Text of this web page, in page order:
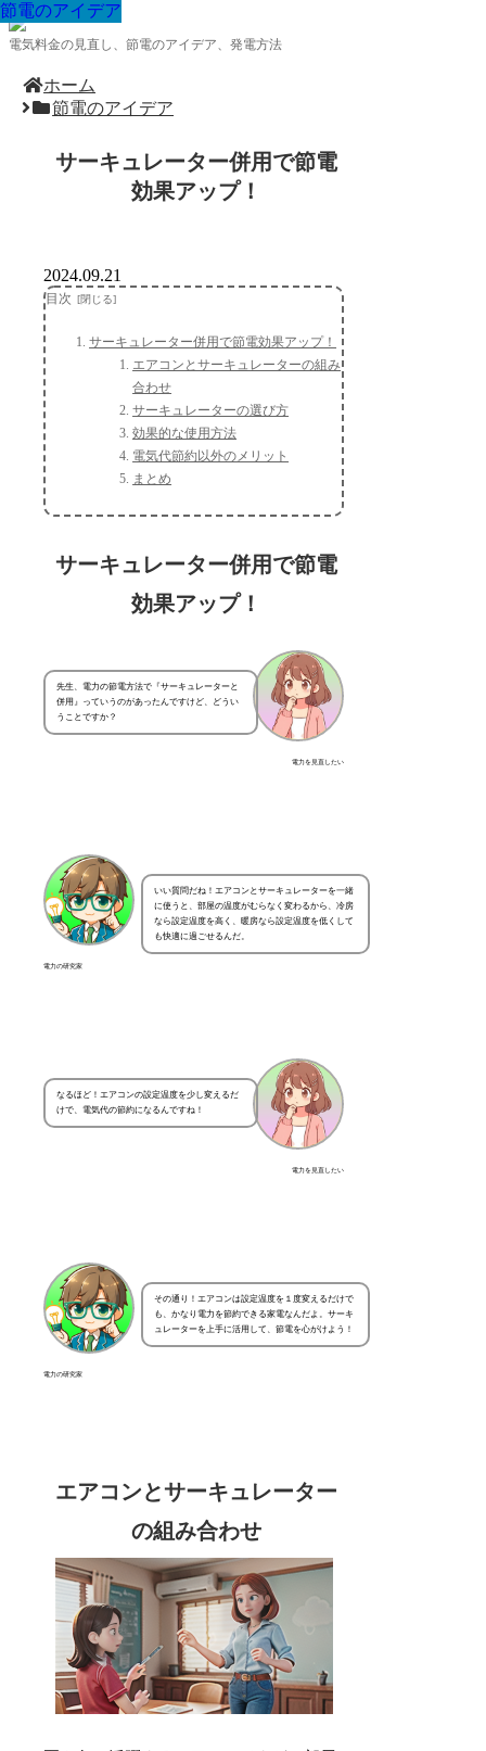
電気料金の見直し、節電のアイデア、発電方法
ホーム
節電のアイデア
サーキュレーター併用で節電
効果アップ！
節電のアイデア
2024.09.21
目次
サーキュレーター併用で節電効果アップ！
エアコンとサーキュレーターの組み
合わせ
サーキュレーターの選び方
効果的な使用方法
電気代節約以外のメリット
まとめ
サーキュレーター併用で節電
効果アップ！
電力を見直したい
先生、電力の節電方法で『サーキュレーターと
併用』っていうのがあったんですけど、どうい
うことですか？
電力の研究家
いい質問だね！エアコンとサーキュレーターを一緒
に使うと、部屋の温度がむらなく変わるから、冷房
なら設定温度を高く、暖房なら設定温度を低くして
も快適に過ごせるんだ。
電力を見直したい
なるほど！エアコンの設定温度を少し変えるだ
けで、電気代の節約になるんですね！
電力の研究家
その通り！エアコンは設定温度を１度変えるだけで
も、かなり電力を節約できる家電なんだよ。サーキ
ュレーターを上手に活用して、節電を心がけよう！
エアコンとサーキュレーター
の組み合わせ
節電のアイデア
節電のアイデア
節電のアイデア
節電のアイデア
節電のアイデア
節電のアイデア
節電のアイデア
節電のアイデア